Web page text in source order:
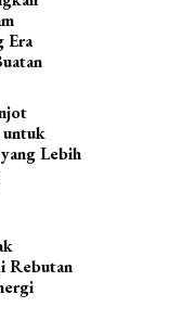
Era
Lebih
Rebutan